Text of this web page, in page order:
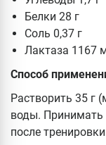
Белки 28 г
Соль 0,37 г
Лактаза 1167
Способ
Растворить 35 г
воды. Принимать
после